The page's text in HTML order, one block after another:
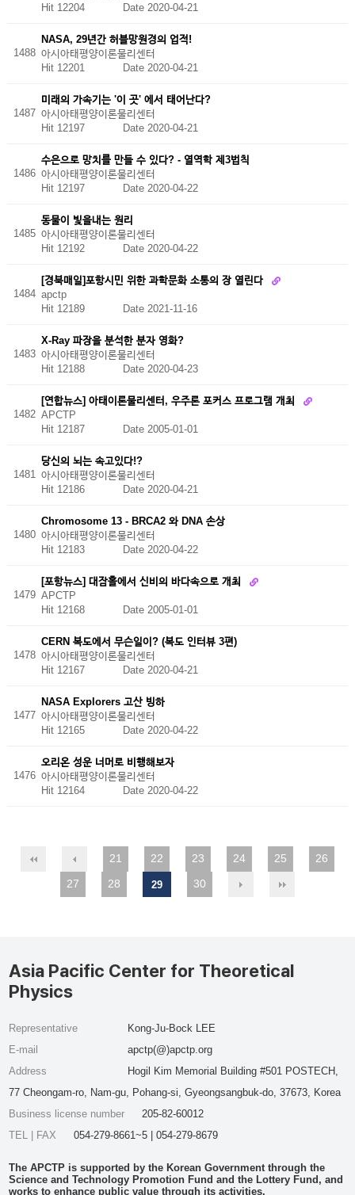
Hit 12204 Date 2020-04-21
1488
NASA, 29년간 허블망원경의 업적!
아시아태평양이론물리센터
Hit 12201 Date 2020-04-21
1487
미래의 가속기는 '이 곳' 에서 태어난다?
아시아태평양이론물리센터
Hit 12197 Date 2020-04-21
1486
수은으로 망치를 만들 수 있다? - 열역학 제3법칙
아시아태평양이론물리센터
Hit 12197 Date 2020-04-22
1485
동물이 빛을내는 원리
아시아태평양이론물리센터
Hit 12192 Date 2020-04-22
1484
[경북매일]포항시민 위한 과학문화 소통의 장 열린다
apctp
Hit 12189
Date 2021-11-16
1483
X-Ray 파장을 분석한 분자 영화?
아시아태평양이론물리센터
Hit 12188 Date 2020-04-23
1482
[연합뉴스] 아태이론물리센터, 우주론 포커스 프로그램 개최
APCTP
Hit 12187
Date 2005-01-01
1481
당신의 뇌는 속고있다!?
아시아태평양이론물리센터
Hit 12186 Date 2020-04-21
1480
Chromosome 13 - BRCA2 와 DNA 손상
아시아태평양이론물리센터
Hit 12183 Date 2020-04-22
1479
[포항뉴스] 대잠홀에서 신비의 바다속으로 개최
APCTP
Hit 12168
Date 2005-01-01
1478
CERN 복도에서 무슨일이? (복도 인터뷰 3편)
아시아태평양이론물리센터
Hit 12167 Date 2020-04-21
1477
NASA Explorers 고산 빙하
아시아태평양이론물리센터
Hit 12165 Date 2020-04-22
1476
오리온 성운 너머로 비행해보자
아시아태평양이론물리센터
Hit 12164 Date 2020-04-22
21 22 23 24 25
26
27
28 29 30
Asia Pacific Center for Theoretical
Physics
Representative
Kong-Ju-Bock LEE
E-mail
apctp(@)apctp.org
Address
Hogil Kim Memorial Building #501 POSTECH,
77 Cheongam-ro, Nam-gu, Pohang-si, Gyeongsangbuk-do, 37673, Korea
Business license number
205-82-60012
TEL | FAX
054-279-8661~5 | 054-279-8679
The APCTP is supported by the Korean Government through the
Science and Technology Promotion Fund and the Lottery Fund, and
works to enhance public value through its activities.